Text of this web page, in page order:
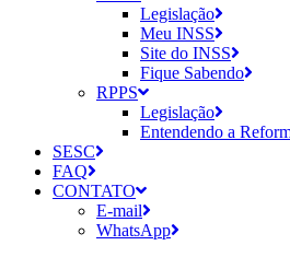
Legislação
Meu INSS
Site do INSS
Fique Sabendo
RPPS
Legislação
Entendendo a
SESC
FAQ
CONTATO
E-mail
WhatsApp